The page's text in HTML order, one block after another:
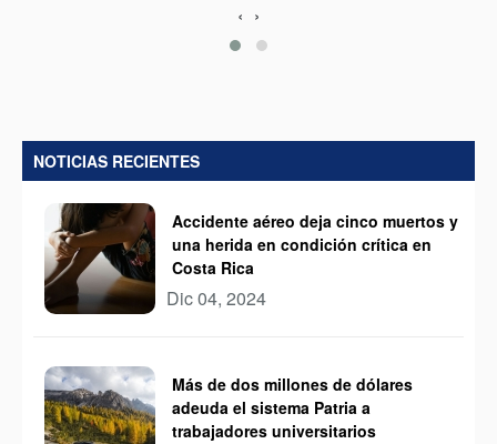
‹ ›
NOTICIAS RECIENTES
Accidente aéreo deja cinco muertos y
una herida en condición crítica en
Costa Rica
Dic 04, 2024
Más de dos millones de dólares
adeuda el sistema Patria a
trabajadores universitarios